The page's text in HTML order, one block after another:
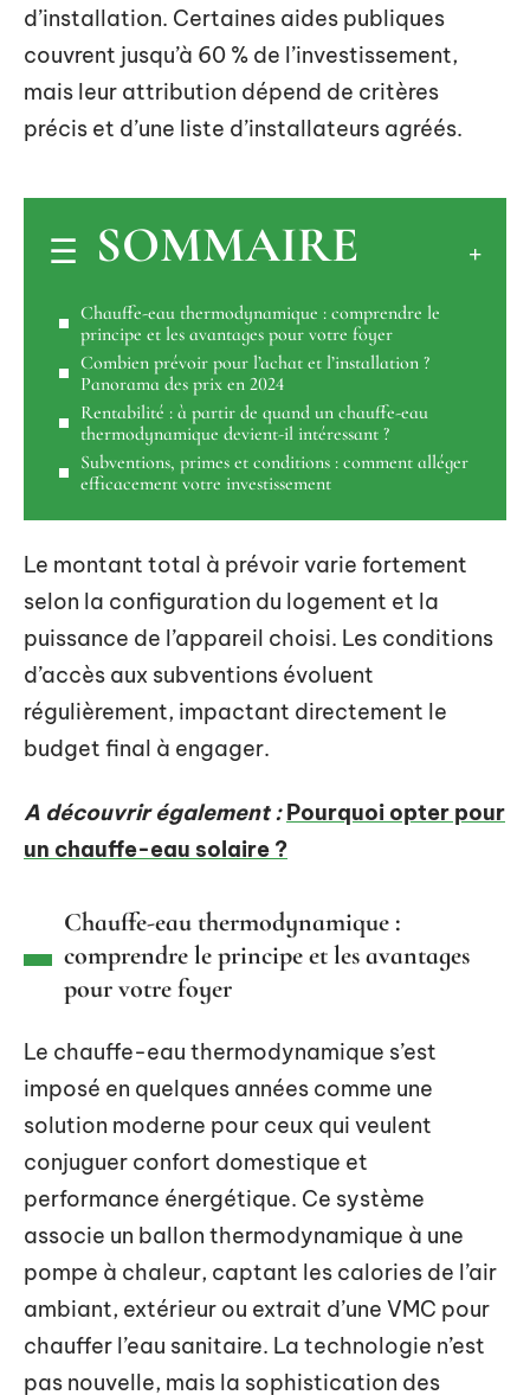
d’installation. Certaines aides publiques
couvrent jusqu’à 60 % de l’investissement,
mais leur attribution dépend de critères
précis et d’une liste d’installateurs agréés.
SOMMAIRE
Chauffe-eau thermodynamique : comprendre le
principe et les avantages pour votre foyer
Combien prévoir pour l’achat et l’installation ?
Panorama des prix en 2024
Rentabilité : à partir de quand un chauffe-eau
thermodynamique devient-il intéressant ?
Subventions, primes et conditions : comment alléger
efficacement votre investissement
Le montant total à prévoir varie fortement
selon la configuration du logement et la
puissance de l’appareil choisi. Les conditions
d’accès aux subventions évoluent
régulièrement, impactant directement le
budget final à engager.
A découvrir également : Pourquoi opter pour
un chauffe-eau solaire ?
Chauffe-eau thermodynamique :
comprendre le principe et les avantages
pour votre foyer
Le chauffe-eau thermodynamique s’est
imposé en quelques années comme une
solution moderne pour ceux qui veulent
conjuguer confort domestique et
performance énergétique. Ce système
associe un ballon thermodynamique à une
pompe à chaleur, captant les calories de l’air
ambiant, extérieur ou extrait d’une VMC pour
chauffer l’eau sanitaire. La technologie n’est
pas nouvelle, mais la sophistication des